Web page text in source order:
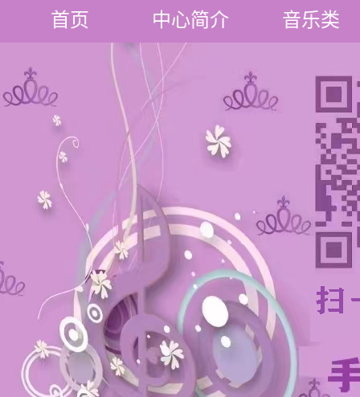
首页 中心简介 音乐类